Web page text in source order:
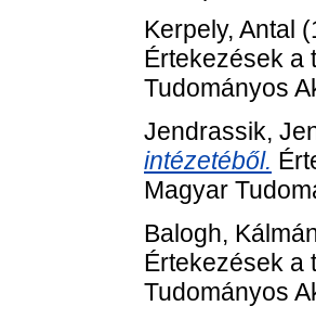
Kerpely, Antal
Értekezések a
Tudományos
Jendrassik,
intézetéből.
Magyar
Balogh,
Értekezések a
Tudományos